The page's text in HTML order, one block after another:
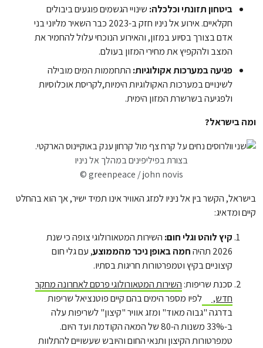
ביטחון תזונתי וכלכלה: שינויי הגשמים פוגעים ביבולים
חקלאיים. אירוע אל ניניו חזק ב-2023 כבר השאיר מליוני בני
אדם בצורך בסיוע במזון, והאירוע הנוכחי עלול להחמיר את
המצב ולהקפיץ את מחירי המזון בעולם.
פגיעה במערכות אקולוגיות: התחממות המים מובילה
לשינויים במערכות האקולוגיות הימיות,לקריסת אוכלוסיות
ולפגיעה בשרשרת המזון הימית.
ומה בישראל?
בצורת בפיליפינים במהלך אל ניניו
© greenpeace / john novis
בישראל, הקשר בין אל ניניו למזג האוויר אינו תמיד ישיר, אך הוא בהחלט
קיים ומדאיג:
קיץ לוהט וגלי חום: השירות המטאורולוגי צופה כי שנת
2026 תהיה
חמה באופן ניכר מהממוצע, עם גלי חום
קיצוניים בקיץ וטמפרטורות חריגות בסתיו.
סכנת שריפות: השירות המטאורולוגי פרסם לאחרונה מחקר
חדש,
לפיו מספר הימים בהם קיים פוטנציאל שריפות
בדרגה "גבוה מאוד" ומזג אוויר "קיצון" לשריפות עלה
ב-33% משנות ה-80 של המאה הקודמת ועד היום.
טמפרטורות הקיצון ותנאי החום והיובש שעשויים להתלוות